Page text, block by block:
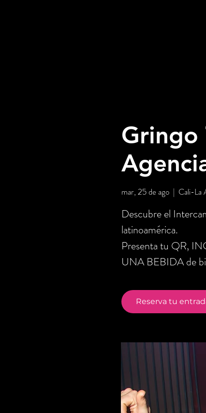
Gringo
mar, 25 de ago
  |
Cali-La
Descubre el
latinoamérica.
Presenta tu QR,
UNA BEBIDA de
Reserva tu